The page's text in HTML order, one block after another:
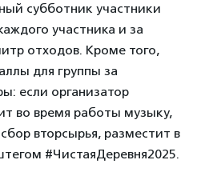
субботник участники
участника и за
отходов. Кроме того,
для группы за
если организатор
во время работы музыку,
вторсырья, разместит в
#ЧистаяДеревня2025.